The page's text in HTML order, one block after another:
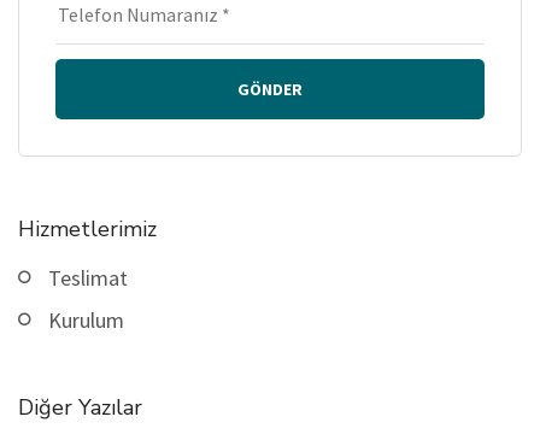
GÖNDER
Hizmetlerimiz
Teslimat
Kurulum
Diğer Yazılar